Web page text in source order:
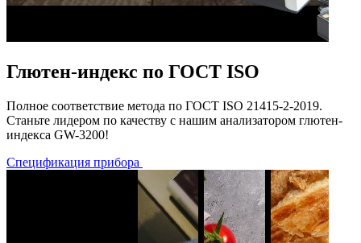
Глютен-индекс по ГОСТ ISO
Полное соответствие метода по ГОСТ ISO 21415-2-2019.
Станьте лидером по качеству с нашим анализатором глютен-
индекса GW-3200!
Спецификация прибора